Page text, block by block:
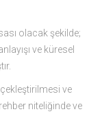
olacak şekilde;
ve küresel
ve
niteliğinde ve